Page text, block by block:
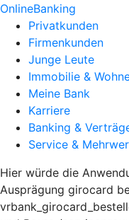
OnlineBanking
Privatkunden
Firmenkunden
Junge Leute
Immobilie &
Meine Bank
Karriere
Banking &
Service &
Hier würde die
Ausprägung girocard